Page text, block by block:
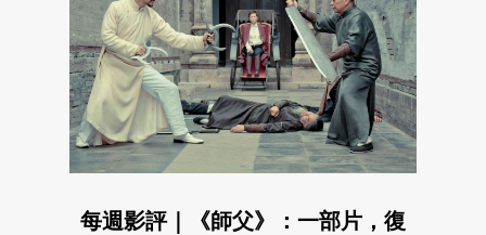
每週影評｜《師父》：一部片，復